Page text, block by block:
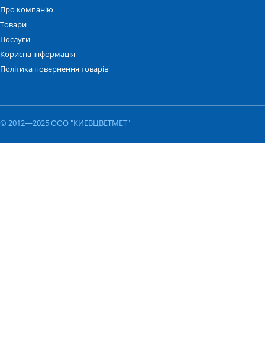
Про компанію
Товари
Послуги
Корисна інформація
Політика повернення товарів
© 2012—2025 ООО "КИЕВЦВЕТМЕТ"